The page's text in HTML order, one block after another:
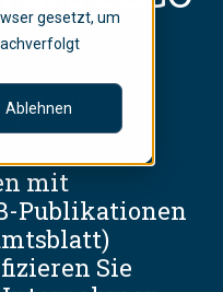
gesetzt, um
AblehneneSHAB
mit
Publikationen
Sie